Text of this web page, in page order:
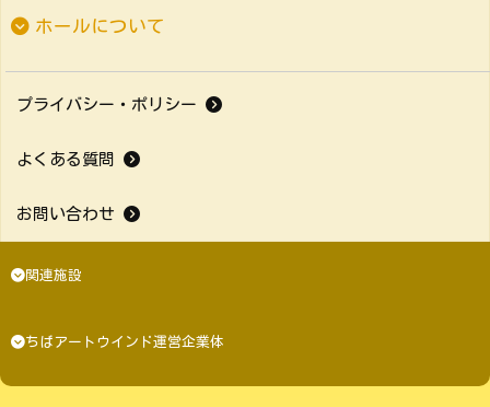
ホールについて
プライバシー・ポリシー
よくある質問
お問い合わせ
関連施設
ちばアートウインド運営企業体